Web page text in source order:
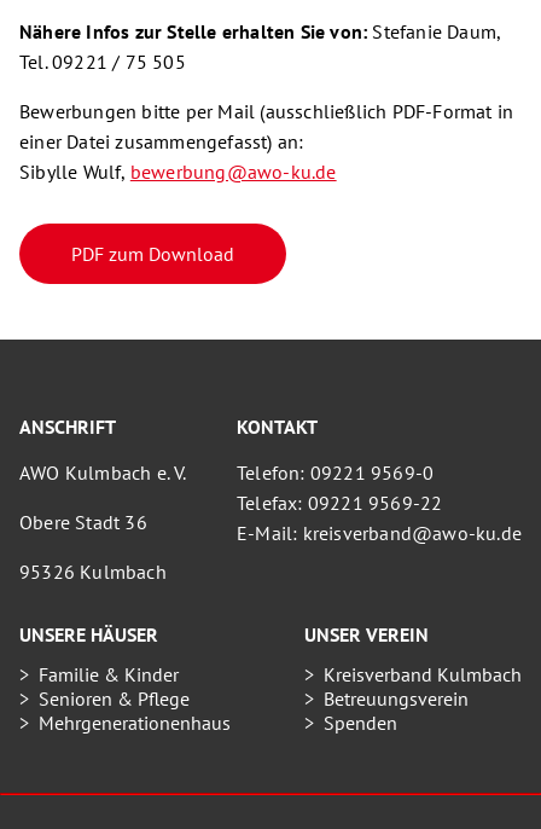
Nähere Infos zur Stelle erhalten Sie von: Stefanie Daum,
Tel. 09221 / 75 505
Bewerbungen bitte per Mail (ausschließlich PDF-Format in
einer Datei zusammengefasst) an:
Sibylle Wulf, bewerbung@awo-ku.de
PDF zum Download
ANSCHRIFT
AWO Kulmbach e. V.
Obere Stadt 36
95326 Kulmbach
KONTAKT
Telefon: 09221 9569-0
Telefax: 09221 9569-22
E-Mail: kreisverband@awo-ku.de
UNSERE HÄUSER
Familie & Kinder
Senioren & Pflege
Mehrgenerationenhaus
UNSER VEREIN
Kreisverband Kulmbach
Betreuungsverein
Spenden